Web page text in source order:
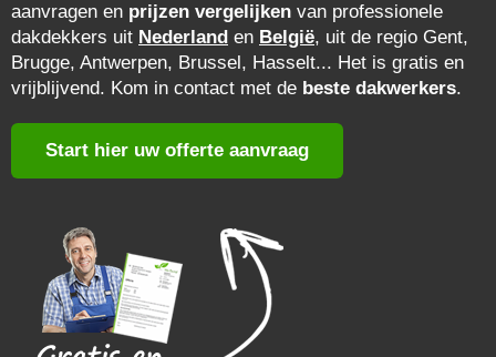
aanvragen en prijzen vergelijken van professionele
dakdekkers uit Nederland en België, uit de regio Gent,
Brugge, Antwerpen, Brussel, Hasselt... Het is gratis en
vrijblijvend. Kom in contact met de beste dakwerkers.
Start hier uw offerte aanvraag